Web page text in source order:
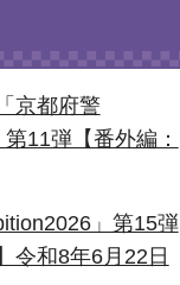
京都府警
11弾【番外編：
」第15弾
令和8年6月22日